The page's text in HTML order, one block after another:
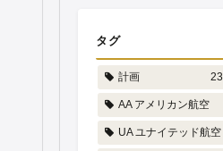
タグ
計画 23
AA アメリカン航空
UA ユナイテッド航空